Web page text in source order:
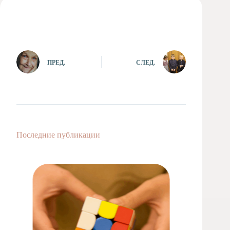
Психологическая
Служба
ПРЕД. СЛЕД.
Последние публикации